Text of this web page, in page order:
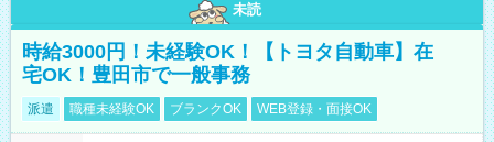
未読
時給3000円！未経験OK！【トヨタ自動車】在
宅OK！豊田市で一般事務
派遣 職種未経験OK ブランクOK WEB登録・面接OK